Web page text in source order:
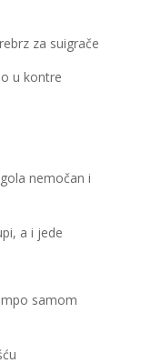
za suigrače
u kontre
nemočan i
a i jede
samom